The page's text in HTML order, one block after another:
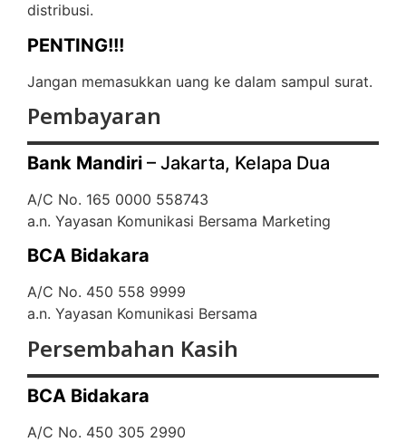
distribusi.
PENTING!!!
Jangan memasukkan uang ke dalam sampul surat.
Pembayaran
Bank Mandiri – Jakarta, Kelapa Dua
A/C No. 165 0000 558743
a.n. Yayasan Komunikasi Bersama Marketing
BCA Bidakara
A/C No. 450 558 9999
a.n. Yayasan Komunikasi Bersama
Persembahan Kasih
BCA Bidakara
A/C No. 450 305 2990